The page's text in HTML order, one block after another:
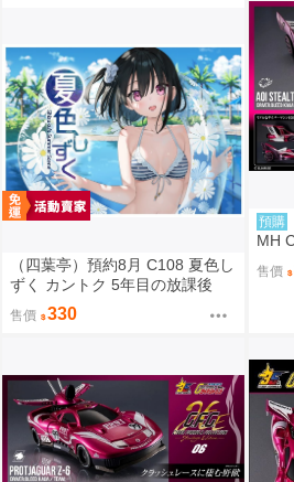
（四葉亭）預約8月 C108 夏色し
ずく カントク 5年目の放課後
售價 330
預購
MH
靂車
售價